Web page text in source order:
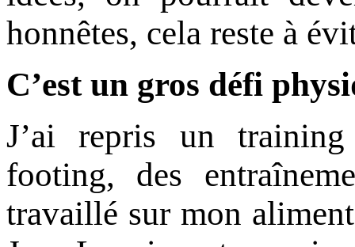
honnêtes, cela reste à
C’est un gros défi
J’ai repris un
footing, des
travaillé sur mon